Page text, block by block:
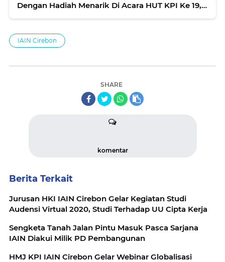
Dengan Hadiah Menarik Di Acara HUT KPI Ke 19,
IAIN Cirebon
SHARE
komentar
Berita Terkait
Jurusan HKI IAIN Cirebon Gelar Kegiatan Studi
Audensi Virtual 2020, Studi Terhadap UU Cipta Kerja
Sengketa Tanah Jalan Pintu Masuk Pasca Sarjana
IAIN Diakui Milik PD Pembangunan
HMJ KPI IAIN Cirebon Gelar Webinar Globalisasi